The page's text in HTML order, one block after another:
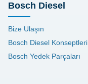
Bosch Diesel
Bize Ulaşın
Bosch Diesel Konseptleri
Bosch Yedek Parçaları